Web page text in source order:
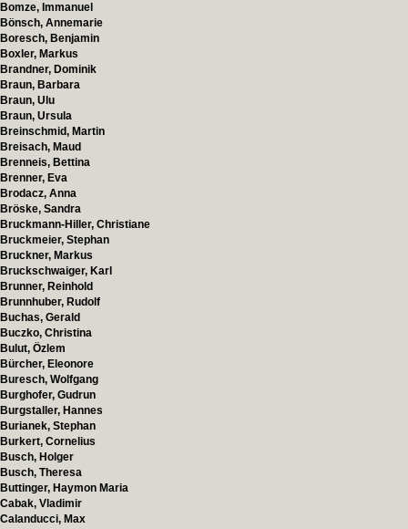
Bomze, Immanuel
Bönsch, Annemarie
Boresch, Benjamin
Boxler, Markus
Brandner, Dominik
Braun, Barbara
Braun, Ulu
Braun, Ursula
Breinschmid, Martin
Breisach, Maud
Brenneis, Bettina
Brenner, Eva
Brodacz, Anna
Bröske, Sandra
Bruckmann-Hiller, Christiane
Bruckmeier, Stephan
Bruckner, Markus
Bruckschwaiger, Karl
Brunner, Reinhold
Brunnhuber, Rudolf
Buchas, Gerald
Buczko, Christina
Bulut, Özlem
Bürcher, Eleonore
Buresch, Wolfgang
Burghofer, Gudrun
Burgstaller, Hannes
Burianek, Stephan
Burkert, Cornelius
Busch, Holger
Busch, Theresa
Buttinger, Haymon Maria
Cabak, Vladimir
Calanducci, Max